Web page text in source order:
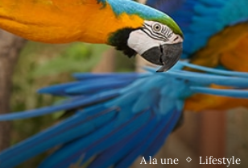
A la une Lifestyle